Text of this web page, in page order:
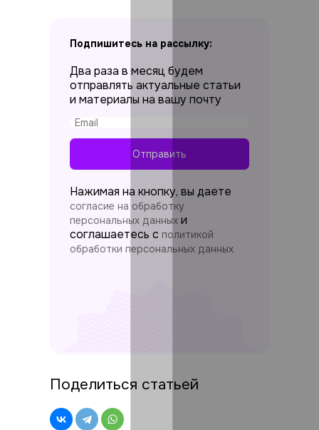
Подпишитесь на рассылку:
Два раза в месяц будем
отправлять актуальные статьи
и материалы на вашу почту
Отправить
Нажимая на кнопку, вы даете
согласие на обработку
персональных данных и
соглашаетесь c политикой
обработки персональных данных
Поделиться статьей